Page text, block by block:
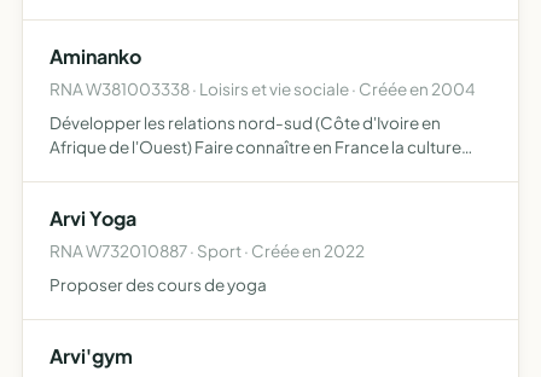
arvillar…
Aminanko
RNA W381003338 · Loisirs et vie sociale · Créée en 2004
Développer les relations nord-sud (Côte d'Ivoire en
Afrique de l'Ouest) Faire connaître en France la culture
Arvi Yoga
RNA W732010887 · Sport · Créée en 2022
Proposer des cours de yoga
Arvi'gym